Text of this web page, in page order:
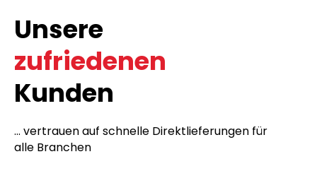
Unsere
zufriedenen
Kunden
... vertrauen auf schnelle Direktlieferungen für
alle Branchen